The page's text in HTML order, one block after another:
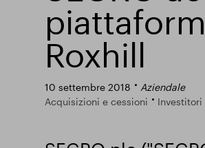
Responsabile SEGRO
Roxhill
10 settembre 2018
Aziendale
Acquisizioni e cessioni
Investitori